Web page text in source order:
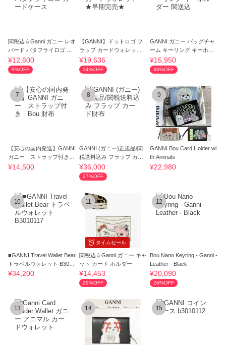
関税込☆Ganni ガニー レオ
パード バタフライロゴ カ
ードケース
¥12,600
9%OFF
【GANNI】ドットロゴ フ
ラップ カードウォレット
★早期完売★
¥19,636
34%OFF
GANNI ガニー バッグチャ
ーム キーリング キーホル
ダー 関送込
¥15,950
36%OFF
7
【安心の国内発送】GANNI
ガニー ストラップ付き
Bou 財布
¥14,500
8
GANNI (ガニー)正規品/関
税送料込み フラップ カー
ド財布
¥36,000
27%OFF
9
GANNI Bou Card Holder wi
th Animals
¥22,980
10
■GANNI Travel Wallet Bear
トラベルウォレット B3010
117
¥34,200
タイムセール
11
関税込☆Ganni ガニー キャ
ット カード ホルダー
¥14,453
29%OFF
12
Bou Nano Keyring - Ganni -
Leather - Black
¥20,090
26%OFF
13 14 15